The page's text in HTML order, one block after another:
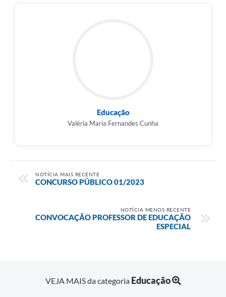
Educação
Valéria Maria Fernandes Cunha
NOTÍCIA MAIS RECENTE
CONCURSO PÚBLICO 01/2023
NOTÍCIA MENOS RECENTE
CONVOCAÇÃO PROFESSOR DE EDUCAÇÃO
ESPECIAL
VEJA MAIS da categoria Educação